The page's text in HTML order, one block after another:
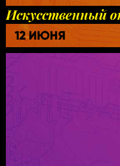
Искусственный
12 ИЮНЯ